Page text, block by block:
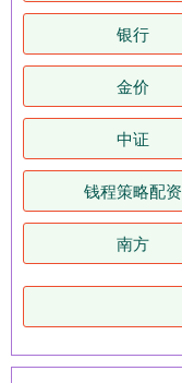
银行
金价
中证
钱程策略配资
南方